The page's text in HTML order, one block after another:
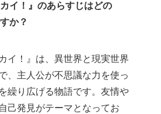
イ！』のあらすじはどの
か？
イ！』は、異世界と現実世界
、主人公が不思議な力を使っ
繰り広げる物語です。友情や
己発見がテーマとなってお